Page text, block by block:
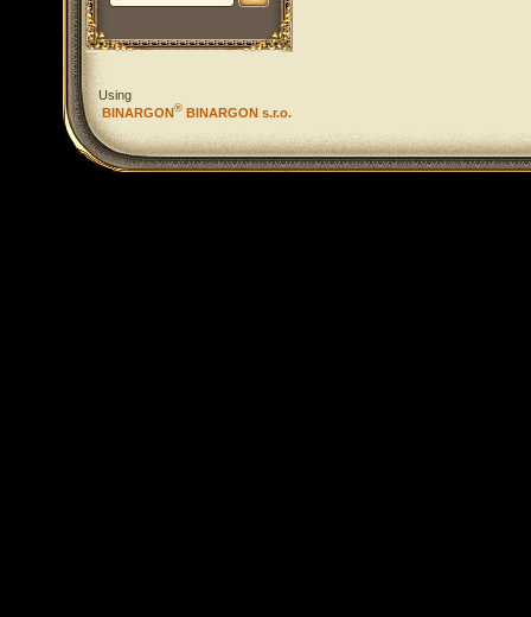
Using
BINARGON® BINARGON s.r.o.